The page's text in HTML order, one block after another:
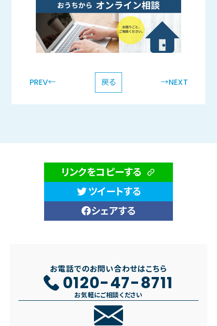
PREV← 戻る →NEXT
リンクをコピーする
ツイートする
シェアする
お電話でのお問い合わせはこちら
0120-47-8711
お気軽にご相談ください